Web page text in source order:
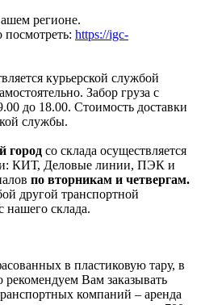
регионе.
https://igc-
курьерской службой
Забор груза с
до 18.00. Стоимость доставки
службы.
город со склада осуществляется
КИТ, Деловые линии, ПЭК и
по вторникам и четвергам.
другой транспортной
нашего склада.
в пластиковую тару, в
рекомендуем Вам заказывать
компаний – аренда